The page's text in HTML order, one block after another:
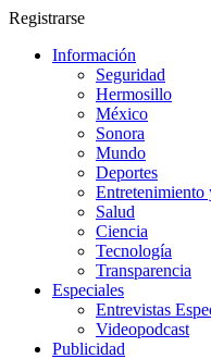
Registrarse
Información
Seguridad
Hermosillo
México
Sonora
Mundo
Deportes
Entretenimiento
Salud
Ciencia
Tecnología
Transparencia
Especiales
Entrevistas
Videopodcast
Publicidad